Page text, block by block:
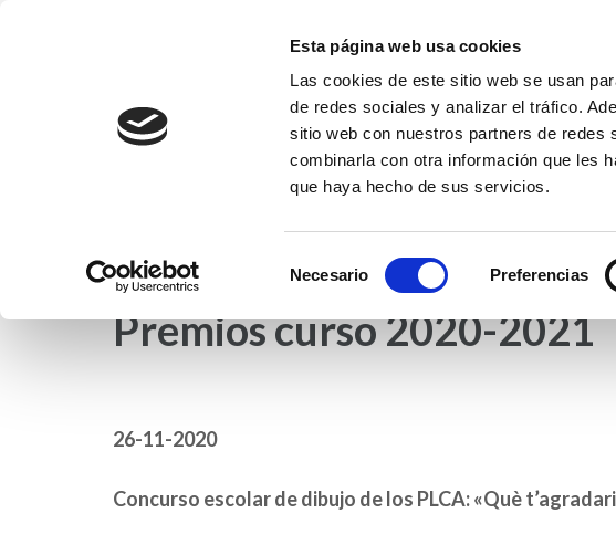
Esta página web usa cookies
Las cookies de este sitio web se usan
de redes sociales y analizar el tráfico.
sitio web con nuestros partners de redes
combinarla con otra información que les
que haya hecho de sus servicios.
de
Necesario Preferencias
Fundación EFI-Colegio La
Fundación Educativa Franciscanas de la Inmaculada
COLEGIO EFI ETAPAS
Premios curso 2020-2021
26-11-2020
Concurso escolar de dibujo de los PLCA: «Què